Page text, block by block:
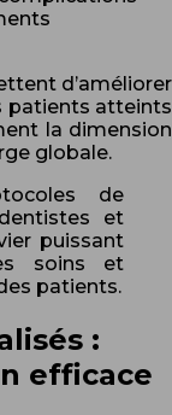
d’améliorer
patients atteints
la dimension
globale.
de
et
puissant
soins et
patients.
:
efficace